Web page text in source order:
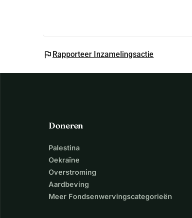
flag Rapporteer Inzamelingsactie
Doneren
Palestina
Oekraïne
Overstroming
Aardbeving
Meer Fondsenwervingscategorieën